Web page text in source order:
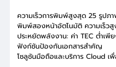
ความเร็วการพิมพ์สูงสุด 25 รูปภ
พิมพ์สองหน้าอัตโนมัติ ความเร็วสู
ประหยัดพลังงาน: ค่า TEC ต่ำเพี
ฟังก์ชันป้องกันเอกสารสำคัญ
โซลูชันมือถือและบริการ Cloud เ